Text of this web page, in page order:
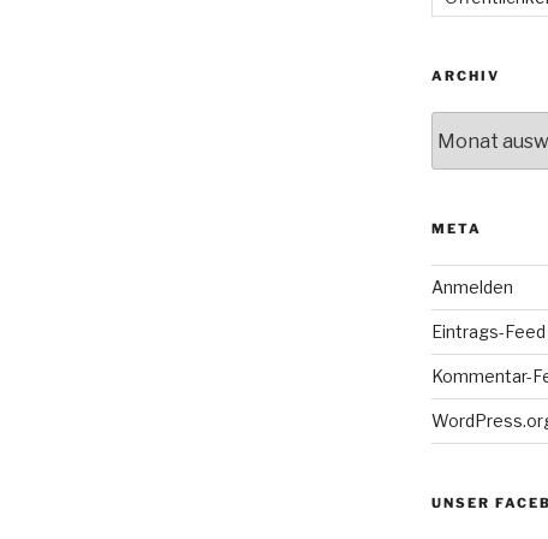
ARCHIV
META
Anmelden
Eintrags-Feed
Kommentar-
UNSER